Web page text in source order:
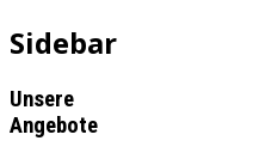
Sidebar
Unsere
Angebote